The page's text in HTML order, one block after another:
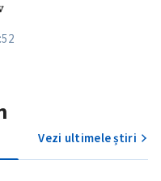
Vezi ultimele știri